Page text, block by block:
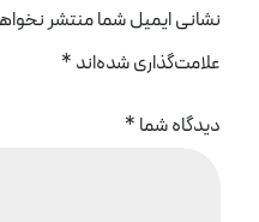
نشانی ایمیل شما منتشر
علامت‌گذاری شده‌اند *
دیدگاه شما *